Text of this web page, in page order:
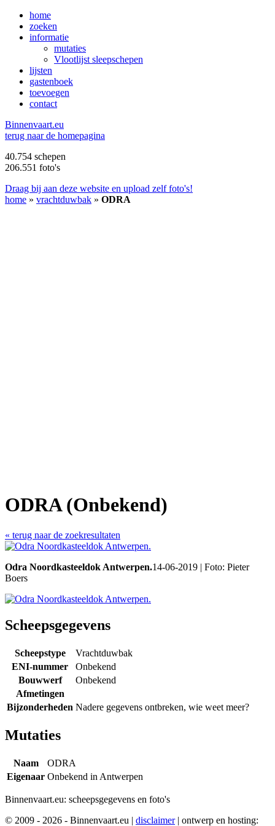
home
zoeken
informatie
mutaties
Vlootlijst sleepschepen
lijsten
gastenboek
toevoegen
contact
Binnenvaart.eu
terug naar de homepagina
40.754 schepen
206.551 foto's
Draag bij aan deze website en upload zelf foto's!
home » vrachtduwbak » ODRA
ODRA (Onbekend)
« terug naar de zoekresultaten
Odra Noordkasteeldok Antwerpen.14-06-2019 | Foto: Pieter
Boers
Scheepsgegevens
Scheepstype
Vrachtduwbak
ENI-nummer
Onbekend
Bouwwerf
Onbekend
Afmetingen
Bijzonderheden Nadere gegevens ontbreken, wie weet meer?
Mutaties
Naam
ODRA
Eigenaar Onbekend in Antwerpen
Binnenvaart.eu: scheepsgegevens en foto's
© 2009 - 2026 - Binnenvaart.eu | disclaimer | ontwerp en hosting: